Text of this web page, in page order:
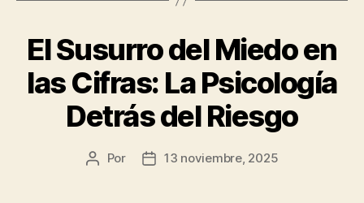
El Susurro del Miedo en
las Cifras: La Psicología
Detrás del Riesgo
Autor
Por
Fecha13 noviembre, 2025